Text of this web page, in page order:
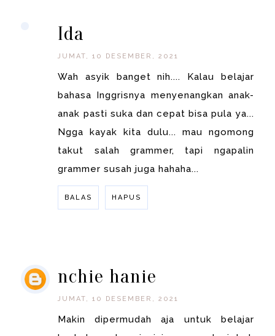
Ida
JUMAT, 10 DESEMBER, 2021
Wah asyik banget nih.... Kalau belajar
bahasa Inggrisnya menyenangkan anak-
anak pasti suka dan cepat bisa pula ya...
Ngga kayak kita dulu... mau ngomong
takut salah grammer, tapi ngapalin
grammer susah juga hahaha...
BALAS HAPUS
nchie hanie
JUMAT, 10 DESEMBER, 2021
Makin dipermudah aja untuk belajar